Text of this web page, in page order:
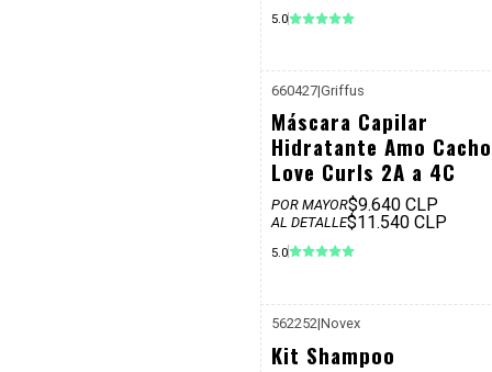
5.0
660427|Griffus
Máscara Capilar
Hidratante Amo
Love Curls 2A a 4C
POR MAYOR$9.640 CLP
AL DETALLE$11.540 CLP
5.0
562252|Novex
Kit Shampoo